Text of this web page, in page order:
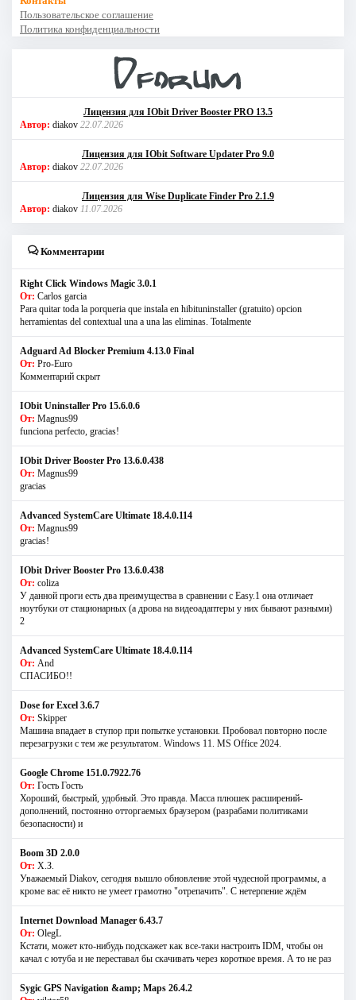
Пользовательское соглашение
Политика конфиденциальности
Лицензия для IObit Driver Booster PRO 13.5
Автор: diakov 22.07.2026
Лицензия для IObit Software Updater Pro 9.0
Автор: diakov 22.07.2026
Лицензия для Wise Duplicate Finder Pro 2.1.9
Автор: diakov 11.07.2026
Комментарии
Right Click Windows Magic 3.0.1
От: Carlos garcia
Para quitar toda la porqueria que instala en hibituninstaller (gratuito) opcion
herramientas del contextual una a una las eliminas. Totalmente
Adguard Ad Blocker Premium 4.13.0 Final
От: Pro-Euro
Комментарий скрыт
IObit Uninstaller Pro 15.6.0.6
От: Magnus99
funciona perfecto, gracias!
IObit Driver Booster Pro 13.6.0.438
От: Magnus99
gracias
Advanced SystemCare Ultimate 18.4.0.114
От: Magnus99
gracias!
IObit Driver Booster Pro 13.6.0.438
От: coliza
У данной проги есть два преимущества в сравнении с Easy.1 она отличает
ноутбуки от стационарных (а дрова на видеоадаптеры у них бывают разными)
2
Advanced SystemCare Ultimate 18.4.0.114
От: And
СПАСИБО!!
Dose for Excel 3.6.7
От: Skipper
Машина впадает в ступор при попытке установки. Пробовал повторно после
перезагрузки с тем же результатом. Windows 11. MS Offiсe 2024.
Google Chrome 151.0.7922.76
От: Гость Гость
Хороший, быстрый, удобный. Это правда. Масса плюшек расширений-
дополнений, постоянно отторгаемых браузером (разрабами политиками
безопасности) и
Boom 3D 2.0.0
От: Х.З.
Уважаемый Diakov, сегодня вышло обновление этой чудесной программы, а
кроме вас её никто не умеет грамотно "отрепачить". С нетерпение ждём
Internet Download Manager 6.43.7
От: OlegL
Кстати, может кто-нибудь подскажет как все-таки настроить IDM, чтобы он
качал с ютуба и не переставал бы скачивать через короткое время. А то не раз
Sygic GPS Navigation &amp; Maps 26.4.2